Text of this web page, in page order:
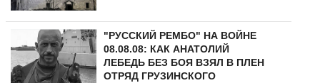
"РУССКИЙ РЕМБО" НА ВОЙНЕ
08.08.08: КАК АНАТОЛИЙ
ЛЕБЕДЬ БЕЗ БОЯ ВЗЯЛ В ПЛЕН
ОТРЯД ГРУЗИНСКОГО